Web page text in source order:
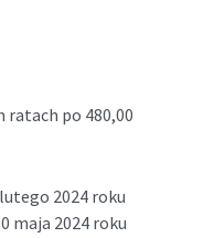
ratach po 480,00
2024 roku
maja 2024 roku